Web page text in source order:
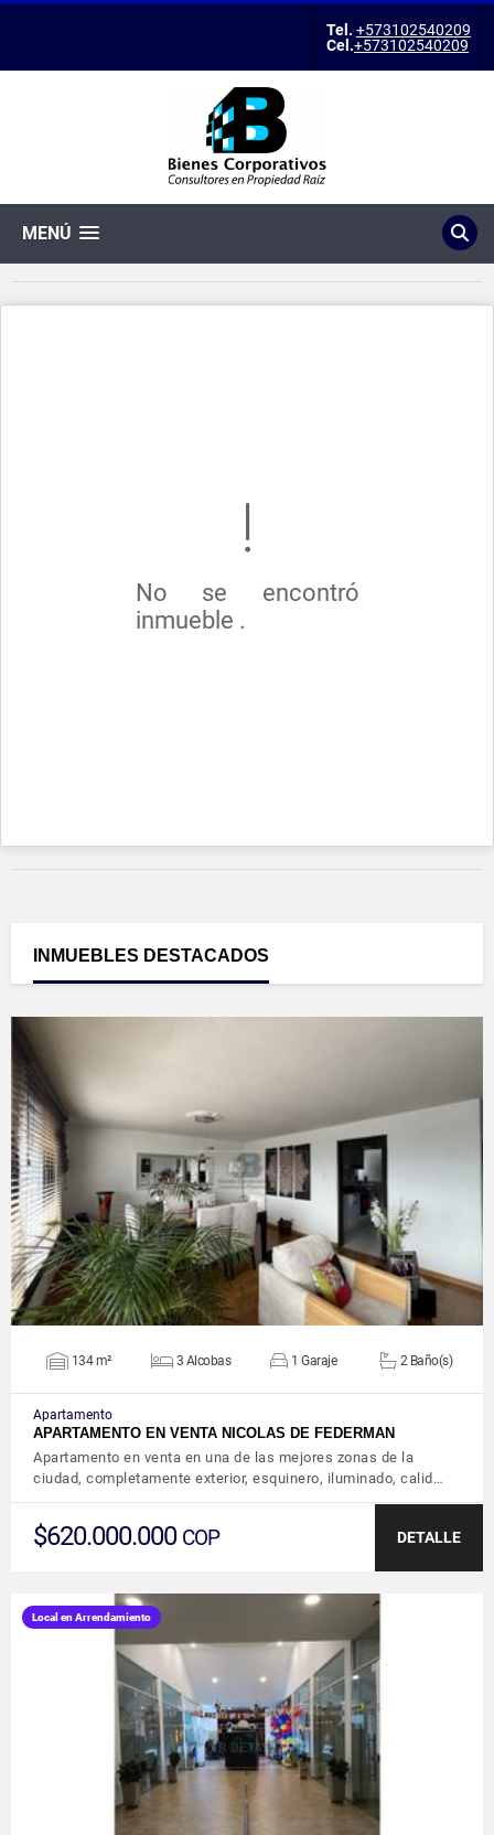
Tel. +573102540209
Cel.+573102540209
MENÚ
No se encontró
inmueble .
INMUEBLES DESTACADOS
VER DETALLES
134 m² 3 Alcobas 1 Garaje 2 Baño(s)
Apartamento
APARTAMENTO EN VENTA NICOLAS DE FEDERMAN
Apartamento en venta en una de las mejores zonas de la
ciudad, completamente exterior, esquinero, iluminado, calid…
$620.000.000 COP DETALLE
Local en Arrendamiento
VER DETALLES